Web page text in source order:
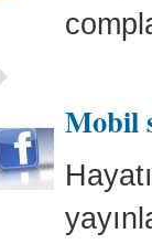
Mobil